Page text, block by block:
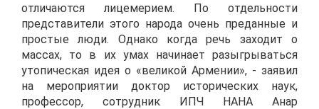
отличаются лицемерием. По отдельности
представители этого народа очень преданные и
простые люди. Однако когда речь заходит о
массах, то в их умах начинает разыгрываться
утопическая идея о «великой Армении», - заявил
на мероприятии доктор исторических наук,
профессор, сотрудник ИПЧ НАНА Анар